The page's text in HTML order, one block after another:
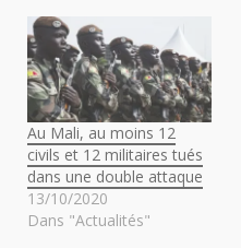
Au Mali, au moins 12
civils et 12 militaires tués
dans une double attaque
13/10/2020
Dans "Actualités"